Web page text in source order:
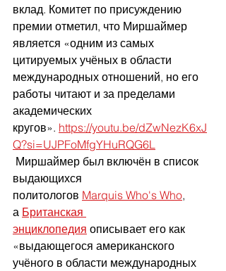
вклад. Комитет по присуждению
премии отметил, что Миршаймер
является «одним из самых
цитируемых учёных в области
международных отношений, но его
работы читают и за пределами
академических
кругов». https://youtu.be/dZwNezK6xJ
Q?si=UJPFoMfgYHuRQG6L
Миршаймер был включён в список
выдающихся
политологов Marquis Who's Who,
а Британская
энциклопедия описывает его как
«выдающегося американского
учёного в области международных